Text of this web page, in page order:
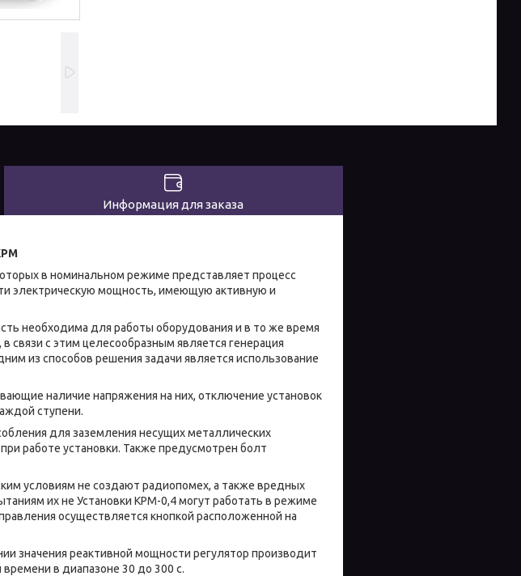
Информация для заказа
в номинальном режиме представляет процесс
электрическую мощность, имеющую активную и
для работы оборудования и в то же время
связи с этим целесообразным является генерация
из способов решения задачи является использование
наличие напряжения на них, отключение установок
ступени.
для заземления несущих металлических
работе установки. Также предусмотрен болт
не создают радиопомех, а также вредных
их не Установки КРМ-0,4 могут работать в режиме
осуществляется кнопкой расположенной на
реактивной мощности регулятор производит
в диапазоне 30 до 300 с.